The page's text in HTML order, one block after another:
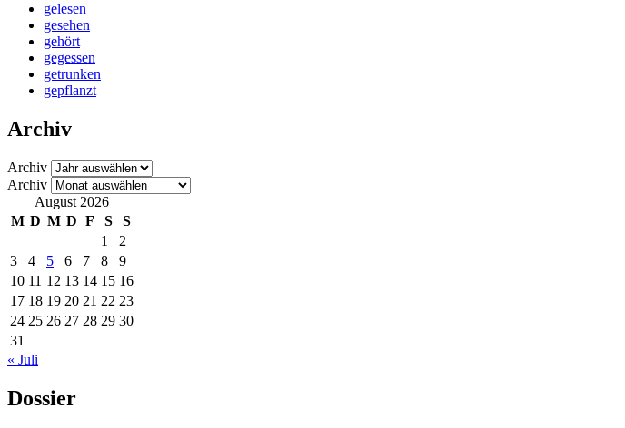
gelesen
gesehen
gehört
gegessen
getrunken
gepflanzt
Archiv
Archiv
Archiv
August 2026
M D M D F S
S
1
2
3
4 5 6 7 8
9
10 11 12 13 14 15 16
17 18 19 20 21 22 23
24 25 26 27 28 29 30
31
« Juli
Dossier